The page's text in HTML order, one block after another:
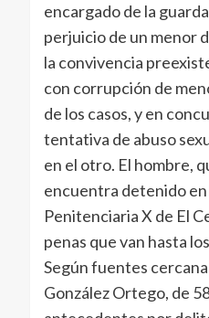
encargado de la
perjuicio de un menor
la convivencia
con corrupción de
de los casos, y en
tentativa de abuso
en el otro. El hombre,
encuentra detenido en
Penitenciaria X de El
penas que van hasta
Según fuentes
González Ortego, de